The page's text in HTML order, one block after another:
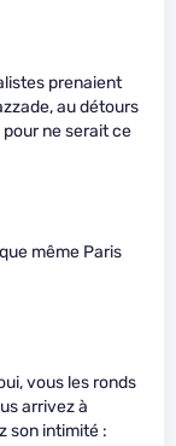
prenaient
au détours
pour ne serait ce
même Paris
vous les ronds
arrivez à
son intimité :